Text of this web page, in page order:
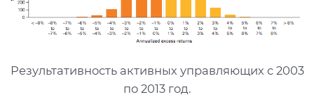
Результативность активных управляющих с 2003
по 2013 год.